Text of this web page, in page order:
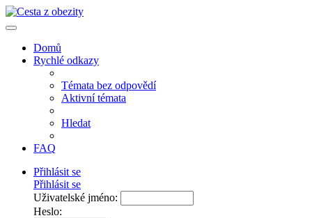
Domů
Rychlé odkazy
Témata bez odpovědí
Aktivní témata
Hledat
FAQ
Přihlásit se
Přihlásit se
Uživatelské jméno:
Heslo: